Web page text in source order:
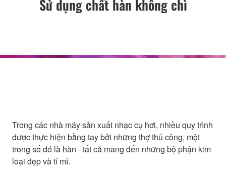
Sử dụng chất hàn không chì
Trong các nhà máy sản xuất nhạc cụ hơi, nhiều quy trình
được thực hiện bằng tay bởi những thợ thủ công, một
trong số đó là hàn - tất cả mang đến những bộ phận kim
loại đẹp và tỉ mỉ.